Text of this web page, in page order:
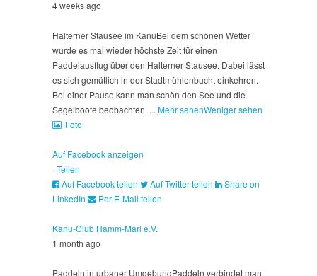
4 weeks ago
Halterner Stausee im KanuBei dem schönen Wetter
wurde es mal wieder höchste Zeit für einen
Paddelausflug über den Halterner Stausee. Dabei lässt
es sich gemütlich in der Stadtmühlenbucht einkehren.
Bei einer Pause kann man schön den See und die
Segelboote beobachten. ... Mehr sehenWeniger sehen
Foto
Auf Facebook anzeigen
·Teilen
Auf Facebook teilen
Auf Twitter teilen
Share on
LinkedIn
Per E-Mail teilen
Kanu-Club Hamm-Marl e.V.
1 month ago
Paddeln in urbaner UmgebungPaddeln verbindet man